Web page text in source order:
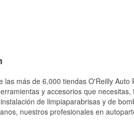
las más de 6,000 tiendas O'Reilly Auto
y accesorios que
de limpiaparabrisas y de
nuestros profesionales en